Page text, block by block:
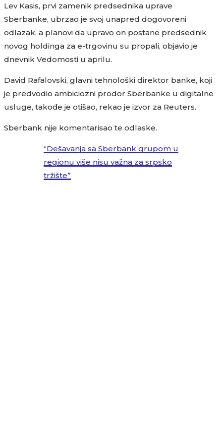
Lev Kasis, prvi zamenik predsednika uprave
Sberbanke, ubrzao je svoj unapred dogovoreni
odlazak, a planovi da upravo on postane predsednik
novog holdinga za e-trgovinu su propali, objavio je
dnevnik Vedomosti u aprilu.
David Rafalovski, glavni tehnološki direktor banke, koji
je predvodio ambiciozni prodor Sberbanke u digitalne
usluge, takođe je otišao, rekao je izvor za Reuters.
Sberbank nije komentarisao te odlaske.
“Dešavanja sa Sberbank grupom u
regionu više nisu važna za srpsko
tržište”